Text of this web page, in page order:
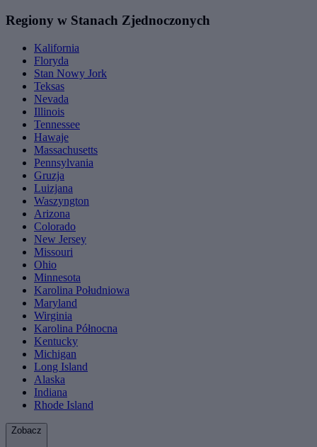
Regiony w Stanach Zjednoczonych
Kalifornia
Floryda
Stan Nowy Jork
Teksas
Nevada
Illinois
Tennessee
Hawaje
Massachusetts
Pennsylvania
Gruzja
Luizjana
Waszyngton
Arizona
Colorado
New Jersey
Missouri
Ohio
Minnesota
Karolina Południowa
Maryland
Wirginia
Karolina Północna
Kentucky
Michigan
Long Island
Alaska
Indiana
Rhode Island
Zobacz